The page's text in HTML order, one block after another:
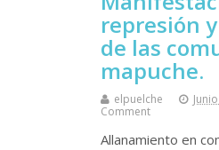
represión
de las
mapuche.
elpuelche
Comment
Allanamiento en